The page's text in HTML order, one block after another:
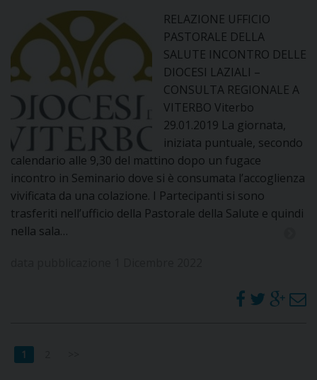
RELAZIONE UFFICIO
PASTORALE DELLA
SALUTE INCONTRO DELLE
DIOCESI LAZIALI –
CONSULTA REGIONALE A
VITERBO Viterbo
29.01.2019 La giornata,
iniziata puntuale, secondo
calendario alle 9,30 del mattino dopo un fugace
incontro in Seminario dove si è consumata l’accoglienza
vivificata da una colazione. I Partecipanti si sono
trasferiti nell’ufficio della Pastorale della Salute e quindi
nella sala…
1